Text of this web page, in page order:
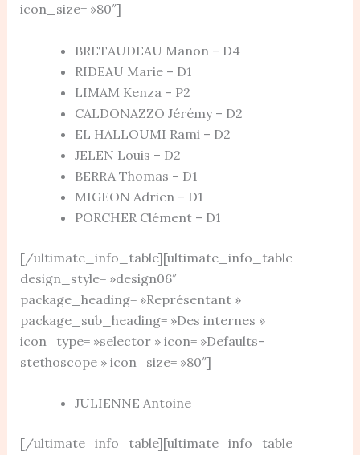
icon_size= »80″]
BRETAUDEAU Manon – D4
RIDEAU Marie – D1
LIMAM Kenza – P2
CALDONAZZO Jérémy – D2
EL HALLOUMI Rami – D2
JELEN Louis – D2
BERRA Thomas – D1
MIGEON Adrien – D1
PORCHER Clément – D1
[/ultimate_info_table][ultimate_info_table
design_style= »design06″
package_heading= »Représentant »
package_sub_heading= »Des internes »
icon_type= »selector » icon= »Defaults-
stethoscope » icon_size= »80″]
JULIENNE Antoine
[/ultimate_info_table][ultimate_info_table